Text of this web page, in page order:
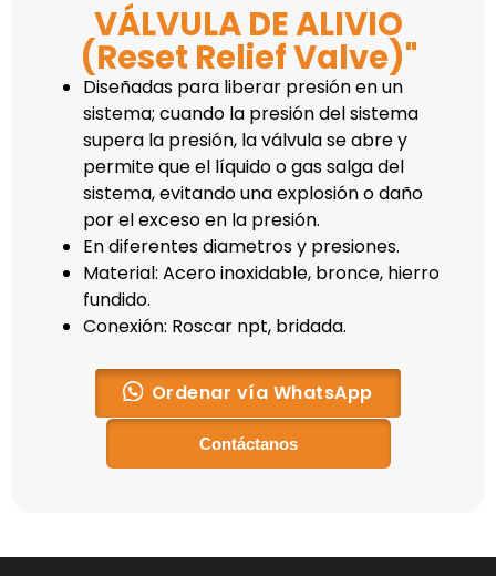
VÁLVULA DE ALIVIO
(Reset Relief Valve)"
Diseñadas para liberar presión en un
sistema; cuando la presión del sistema
supera la presión, la válvula se abre y
permite que el líquido o gas salga del
sistema, evitando una explosión o daño
por el exceso en la presión.
En diferentes diametros y presiones.
Material: Acero inoxidable, bronce, hierro
fundido.
Conexión: Roscar npt, bridada.
Ordenar vía WhatsApp
Contáctanos